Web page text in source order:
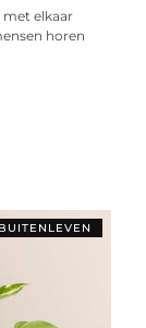
met elkaar
horen